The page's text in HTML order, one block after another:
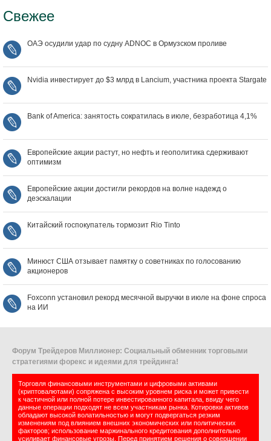
Свежее
ОАЭ осудили удар по судну ADNOC в Ормузском проливе
Nvidia инвестирует до $3 млрд в Lancium, участника проекта Stargate
Bank of America: занятость сократилась в июле, безработица 4,1%
Европейские акции растут, но нефть и геополитика сдерживают
оптимизм
Европейские акции достигли рекордов на волне надежд о
деэскалации
Китайский госпокупатель тормозит Rio Tinto
Минюст США отзывает памятку о советниках по голосованию
акционеров
Foxconn установил рекорд месячной выручки в июле на фоне спроса
на ИИ
Форум Трейдеров Миллионер: Социальный обменник торговыми
стратегиями форекс и идеями для трейдинга!
Торговля финансовыми инструментами и цифровыми активами
(криптовалютами) сопряжена с высоким уровнем риска и может привести
к частичной или полной потере инвестированного капитала, ввиду чего
данные операции подходят не всем участникам рынка. Котировки активов
обладают высокой волатильностью и могут подвергаться резким
изменениям под влиянием внешних экономических или политических
факторов; использование маржинального кредитования дополнительно
усиливает финансовые угрозы. Перед принятием решения о совершении